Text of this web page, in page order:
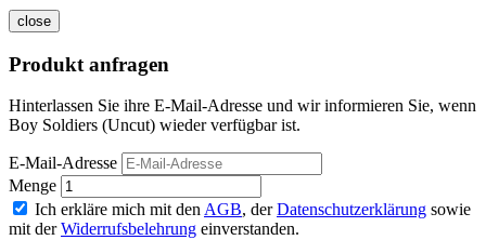
close
Produkt anfragen
Hinterlassen Sie ihre E-Mail-Adresse und wir informieren Sie, wenn
Boy Soldiers (Uncut) wieder verfügbar ist.
E-Mail-Adresse
Menge
Ich erkläre mich mit den AGB, derDatenschutzerklärung sowie
mit derWiderrufsbelehrung einverstanden.